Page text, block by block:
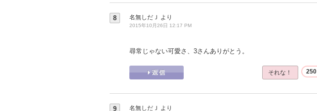
8 名無しだＪ より
2015年10月26日 12:17 PM
尋常じゃない可愛さ、3さんありがとう。
それな！ 250
9 名無しだＪ より